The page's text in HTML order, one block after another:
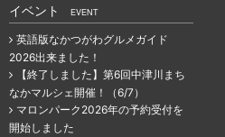
イベント EVENT
英語版なかつがわグルメガイド
2026出来ました！
【終了しました】第6回中津川まち
なかマルシェ開催！（6/7）
マロンパーク2026年の予約受付を
開始しました